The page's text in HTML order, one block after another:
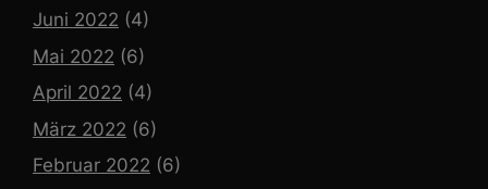
Juni 2022 (4)
Mai 2022 (6)
April 2022 (4)
März 2022 (6)
Februar 2022 (6)